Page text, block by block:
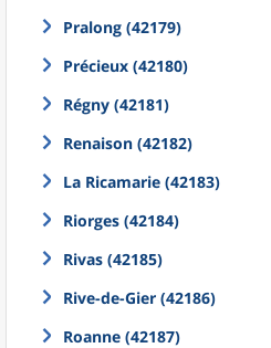
Pralong (42179)
Précieux (42180)
Régny (42181)
Renaison (42182)
La Ricamarie (42183)
Riorges (42184)
Rivas (42185)
Rive-de-Gier (42186)
Roanne (42187)